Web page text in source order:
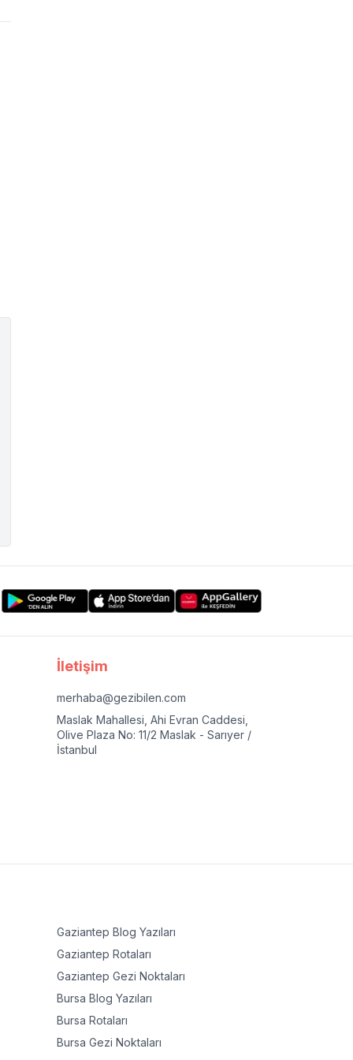
İletişim
merhaba@gezibilen.com
Maslak Mahallesi, Ahi Evran Caddesi,
Olive Plaza No: 11/2 Maslak - Sarıyer /
İstanbul
Gaziantep Blog Yazıları
Gaziantep Rotaları
Gaziantep Gezi Noktaları
Bursa Blog Yazıları
Bursa Rotaları
Bursa Gezi Noktaları